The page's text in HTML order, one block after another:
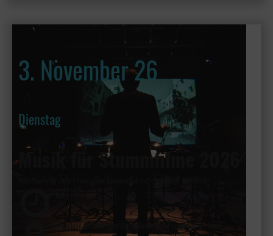
3. November 26
Dienstag
Musik für Stummfilme 2026
Hochschule für Musik und Darstellende Kunst Frankfurt am Main